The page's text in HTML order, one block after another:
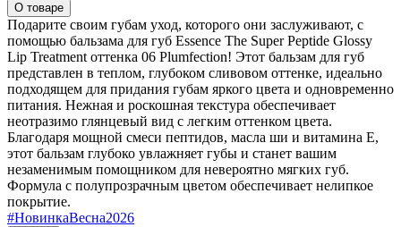
О товаре
Подарите своим губам уход, которого они заслуживают, с
помощью бальзама для губ Essence The Super Peptide Glossy
Lip Treatment оттенка 06 Plumfection! Этот бальзам для губ
представлен в теплом, глубоком сливовом оттенке, идеально
подходящем для придания губам яркого цвета и одновременно
питания. Нежная и роскошная текстура обеспечивает
неотразимо глянцевый вид с легким оттенком цвета.
Благодаря мощной смеси пептидов, масла ши и витамина Е,
этот бальзам глубоко увлажняет губы и станет вашим
незаменимым помощником для невероятно мягких губ.
Формула с полупрозрачным цветом обеспечивает нелипкое
покрытие.
#НовинкаВесна2026